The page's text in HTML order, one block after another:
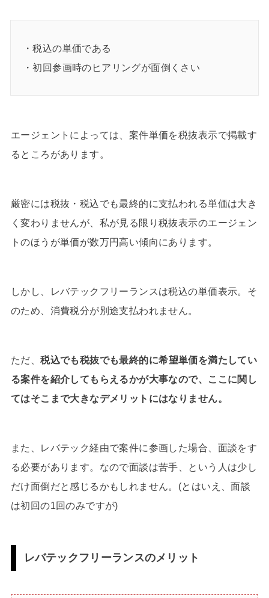
・税込の単価である
・初回参画時のヒアリングが面倒くさい
エージェントによっては、案件単価を税抜表示で掲載す
るところがあります。
厳密には税抜・税込でも最終的に支払われる単価は大き
く変わりませんが、私が見る限り税抜表示のエージェン
トのほうが単価が数万円高い傾向にあります。
しかし、レバテックフリーランスは税込の単価表示。そ
のため、消費税分が別途支払われません。
ただ、税込でも税抜でも最終的に希望単価を満たしてい
る案件を紹介してもらえるかが大事なので、ここに関し
てはそこまで大きなデメリットにはなりません。
また、レバテック経由で案件に参画した場合、面談をす
る必要があります。なので面談は苦手、という人は少し
だけ面倒だと感じるかもしれません。(とはいえ、面談
は初回の1回のみですが)
レバテックフリーランスのメリット